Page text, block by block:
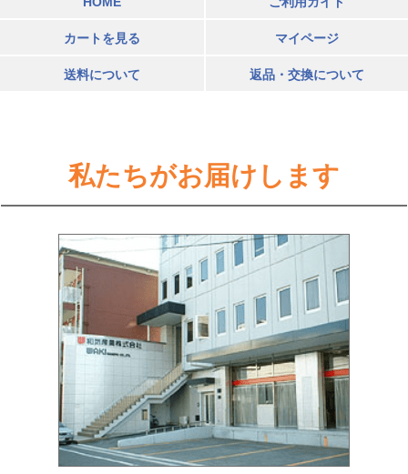
カートを見る マイページ
送料について 返品・交換について
私たちがお届けします